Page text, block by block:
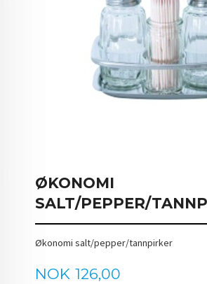
ØKONOMI
SALT/PEPPER/
Økonomi salt/pepper/tannpirker
Pris
NOK 126,00